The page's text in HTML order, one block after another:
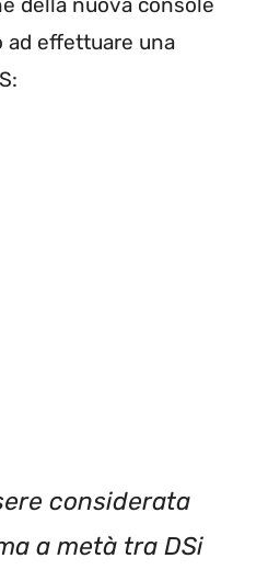
ad effettuare una
considerata
a metà tra DSi